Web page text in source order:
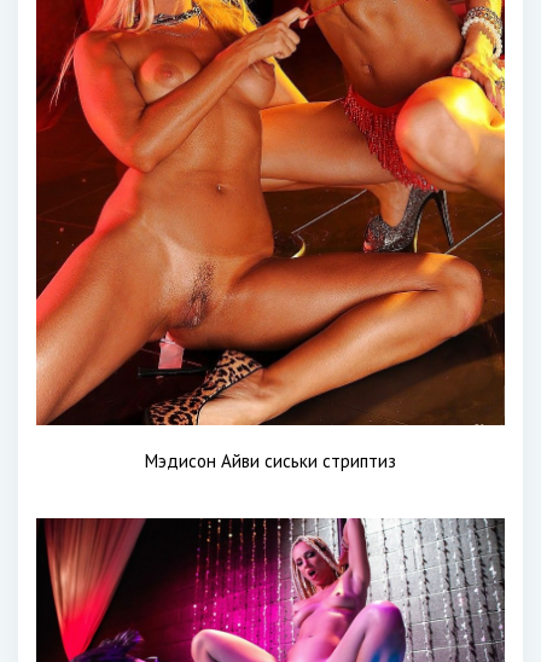
Мэдисон Айви сиськи стриптиз